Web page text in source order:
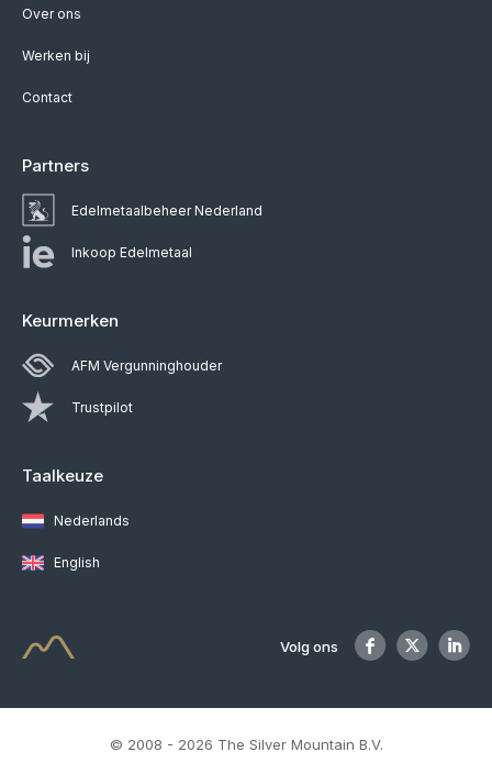
Over ons
Werken bij
Contact
Partners
Edelmetaalbeheer Nederland
Inkoop Edelmetaal
Keurmerken
AFM Vergunninghouder
Trustpilot
Taalkeuze
Nederlands
English
Volg ons
© 2008 - 2026 The Silver Mountain B.V.